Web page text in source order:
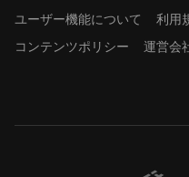
ユーザー機能について
利用
コンテンツポリシー
運営会